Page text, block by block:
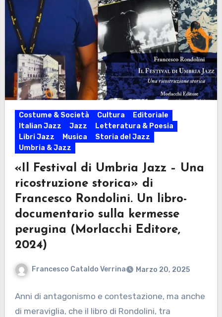
Costume & Società Cultura
Editoriale
Italian Jazz
Jazz
Letteratura & Poesia
Libri Jazz
Musica
Storia del Jazz
Umbria & Jazz
«Il Festival di Umbria Jazz – Una
ricostruzione storica» di
Francesco Rondolini. Un libro-
documentario sulla kermesse
perugina (Morlacchi Editore,
2024)
Francesco Cataldo Verrina Marzo 20, 2025
Anni di antagonismo e contestazione, ma anche
di meraviglia, che il libro di Rondolini, tra